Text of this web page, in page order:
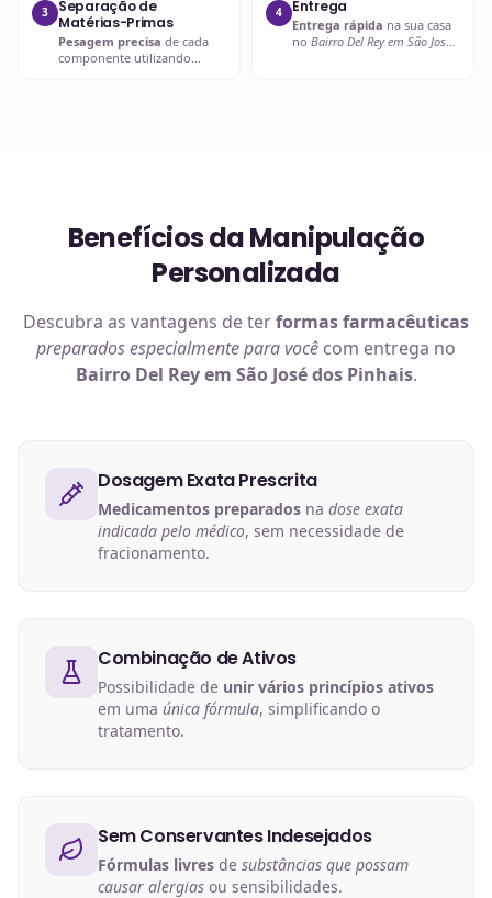
3
Separação de
Matérias-Primas
Pesagem precisa de cada
componente utilizando
4 Entrega
Entrega rápida na sua casa
no Bairro Del Rey em São José
Benefícios da Manipulação
Personalizada
Descubra as vantagens de terformas farmacêuticas
preparados especialmente para você com entrega no
Bairro Del Rey em São José dos Pinhais.
Dosagem Exata Prescrita
Medicamentos preparados na dose exata
indicada pelo médico, sem necessidade de
fracionamento.
Combinação de Ativos
Possibilidade de unir vários princípios ativos
em uma única fórmula, simplificando o
tratamento.
Sem Conservantes Indesejados
Fórmulas livres de substâncias que possam
causar alergias ou sensibilidades.